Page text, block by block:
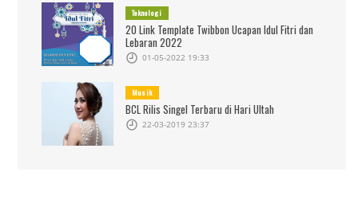
Teknologi
20 Link Template Twibbon Ucapan Idul Fitri dan
Lebaran 2022
01-05-2022 19:33
Musik
BCL Rilis Singel Terbaru di Hari Ultah
22-03-2019 23:37